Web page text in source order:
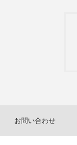
お問い合わせ